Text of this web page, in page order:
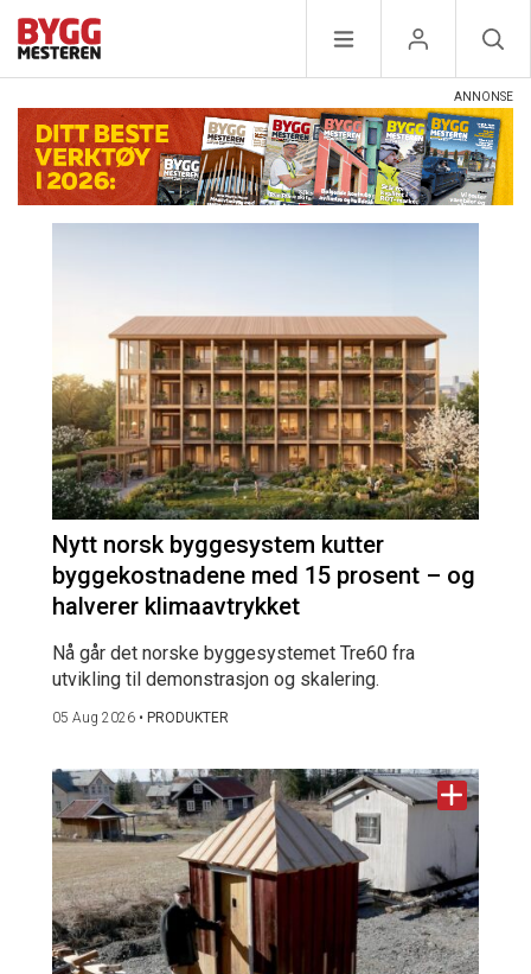
Nytt norsk byggesystem kutter
byggekostnadene med 15 prosent – og
halverer klimaavtrykket
Nå går det norske byggesystemet Tre60 fra
utvikling til demonstrasjon og skalering.
05 Aug 2026 • PRODUKTER